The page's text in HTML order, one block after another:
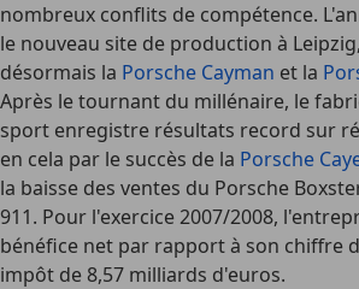
nombreux conflits de compétence.
le nouveau site de production à
désormais la Porsche Cayman et la
Après le tournant du millénaire, le
sport enregistre résultats record sur
en cela par le succès de la Porsche
la baisse des ventes du Porsche
911. Pour l'exercice 2007/2008,
bénéfice net par rapport à son chiffre
impôt de 8,57 milliards d'euros.